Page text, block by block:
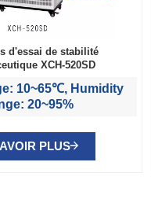
d'essai de stabilité
XCH-520SD
10~65℃, Humidity
20~95%
PLUS